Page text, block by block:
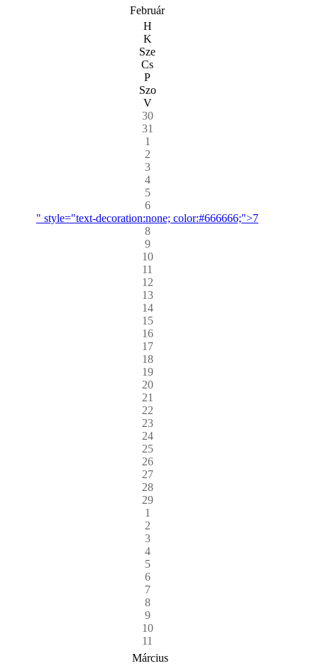
Február
H
K
Sze
Cs
P
Szo
V
30
31
1
2
3
4
5
6
" style="text-decoration:none; color:#666666;">7
8
9
10
11
12
13
14
15
16
17
18
19
20
21
22
23
24
25
26
27
28
29
1
2
3
4
5
6
7
8
9
10
11
Március